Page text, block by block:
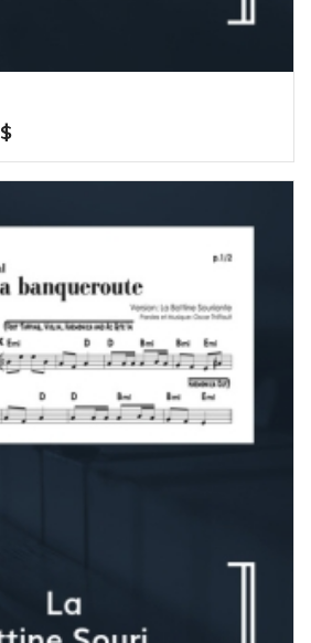
$Plage
de
prix :
à